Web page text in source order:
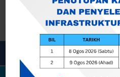
Togol